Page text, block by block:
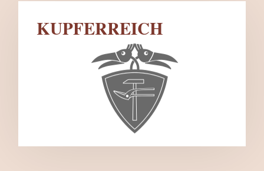
KUPFERREICH